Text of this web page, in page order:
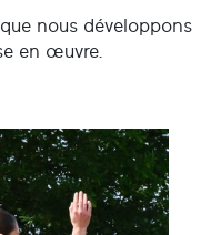
nous développons
en œuvre.